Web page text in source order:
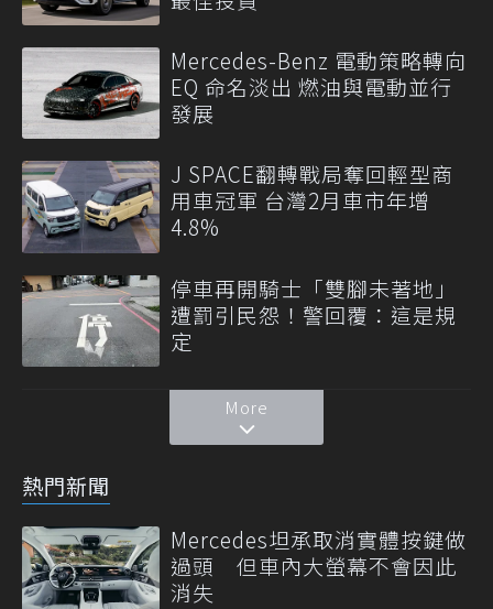
Mercedes-Benz 電動策略轉向
EQ 命名淡出 燃油與電動並行
發展
J SPACE翻轉戰局奪回輕型商
用車冠軍 台灣2月車市年增
4.8%
停車再開騎士「雙腳未著地」
遭罰引民怨！警回覆：這是規
定
More
熱門新聞
Mercedes坦承取消實體按鍵做
過頭 但車內大螢幕不會因此
消失